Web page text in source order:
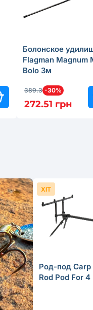
Болонское
Flagman Magnum
Bolo 3м
389.3 -30%
272.51 грн
Род-под Carp
Rod Pod For 4
ХІТ